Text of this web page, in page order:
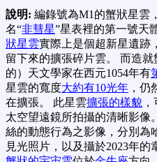
說明: 編錄號為M1的蟹狀星雲
名“非彗星”星表裡的第一號天
狀星雲實際上是個超新星遺跡
留下來的擴張碎片雲。 而造
的）天文學家在西元1054年有
星雲的寬度大約有10光年 ，仍
在擴張。 此星雲擴張的樣貌
太空望遠鏡所拍攝的清晰影像
絲的動態行為之影像，分別為
見光照片，以及攝於2023年